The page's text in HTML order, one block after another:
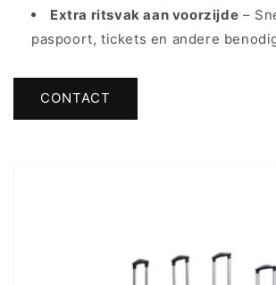
Extra ritsvak aan voorzijde –
paspoort, tickets en andere
CONTACT